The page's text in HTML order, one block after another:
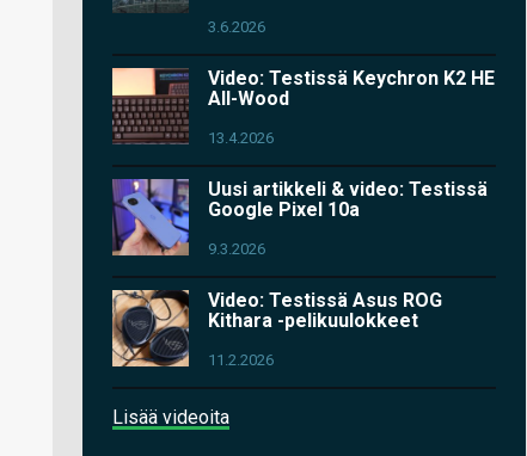
3.6.2026
Video: Testissä Keychron K2 HE
All-Wood
13.4.2026
Uusi artikkeli & video: Testissä
Google Pixel 10a
9.3.2026
Video: Testissä Asus ROG
Kithara -pelikuulokkeet
11.2.2026
Lisää videoita